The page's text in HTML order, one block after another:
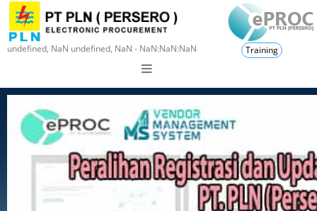
undefined, NaN undefined, NaN - NaN:NaN:NaN Training